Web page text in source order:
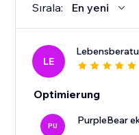
Sırala: En yeni
LE
Optimierung
PU PurpleBear